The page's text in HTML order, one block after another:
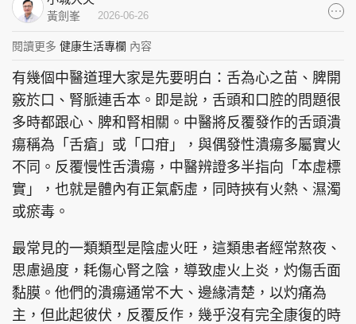
集團旗下品牌
東周刊 cazbuyer 東Touch
PCM 電腦廣場 星島頭條 星島日報
頭條日報 星島環球 The Standard
黃劍峯 2026-06-26
閱讀更多 健康生活專欄 內容
有幾個中醫道理大家是先要明白：舌為心之苗、脾開
竅於口、腎脈連舌本。即是說，舌頭和口腔的問題很
多時都跟心、脾和腎相關。中醫將反覆發作的舌頭潰
瘍稱為「舌瘡」或「口疳」，與偶發性潰瘍多屬實火
不同。反覆慢性舌潰瘍，中醫辨證多半指向「本虛標
實」，也就是體內有正氣虧虛，同時挾有火熱、濕濁
或瘀毒。
最常見的一類類型是陰虛火旺，這類患者經常熬夜、
思慮過度，耗傷心腎之陰，導致虛火上炎，灼傷舌面
黏膜。他們的潰瘍通常不大、邊緣清楚，以灼痛為
主，但此起彼伏，反覆反作，幾乎沒有完全康復的時